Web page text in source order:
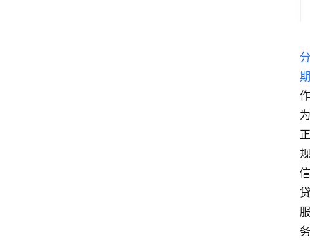
分
期
作
为
正
规
信
贷
服
务